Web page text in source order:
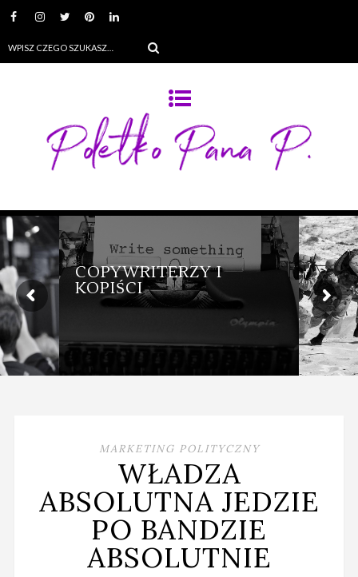
COPYWRITERZY I
KOPIŚCI
MARKETING POLITYCZNY
WŁADZA
ABSOLUTNA JEDZIE
PO BANDZIE
ABSOLUTNIE